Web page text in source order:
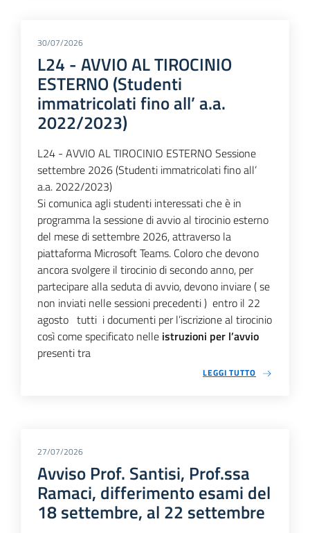
30/07/2026
L24 - AVVIO AL TIROCINIO
ESTERNO (Studenti
immatricolati fino all’ a.a.
2022/2023)
L24 - AVVIO AL TIROCINIO ESTERNO Sessione
settembre 2026 (Studenti immatricolati fino all’
a.a. 2022/2023)
Si comunica agli studenti interessati che è in
programma la sessione di avvio al tirocinio esterno
del mese di settembre 2026, attraverso la
piattaforma Microsoft Teams. Coloro che devono
ancora svolgere il tirocinio di secondo anno, per
partecipare alla seduta di avvio, devono inviare ( se
non inviati nelle sessioni precedenti ) entro il 22
agosto tutti i documenti per l’iscrizione al tirocinio
così come specificato nelle istruzioni per l’avvio
presenti tra
LEGGI TUTTO
27/07/2026
Avviso Prof. Santisi, Prof.ssa
Ramaci, differimento esami del
18 settembre, al 22 settembre